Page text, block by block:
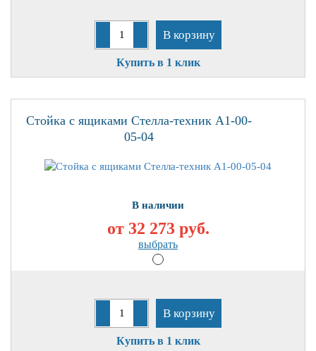
В корзину
Купить в 1 клик
Стойка с ящиками Стелла-техник А1-00-
05-04
В наличии
от 32 273руб.
выбрать
В корзину
Купить в 1 клик